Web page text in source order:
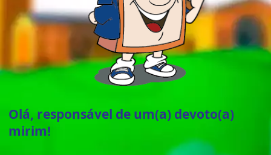
Olá, responsável de um(a) devoto(a)
mirim!